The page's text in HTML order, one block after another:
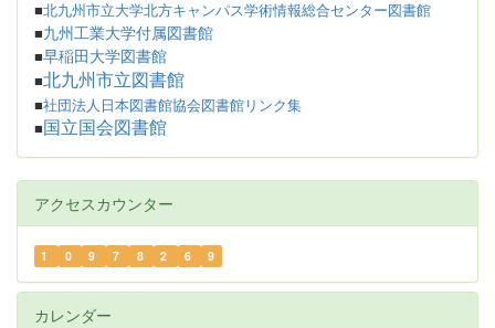
■北九州市立大学北方キャンパス学術情報総合センター図書館
■九州工業大学付属図書館
■早稲田大学図書館
■北九州市立図書館
■社団法人日本図書館協会図書館リンク集
■ 国立国会図書館
アクセスカウンター
1 0 9 7 8 2 6 9
カレンダー